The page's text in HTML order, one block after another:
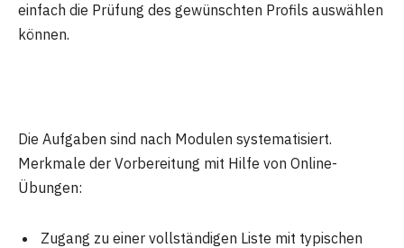
einfach die Prüfung des gewünschten Profils auswählen
können.
Die Aufgaben sind nach Modulen systematisiert.
Merkmale der Vorbereitung mit Hilfe von Online-
Übungen:
Zugang zu einer vollständigen Liste mit typischen